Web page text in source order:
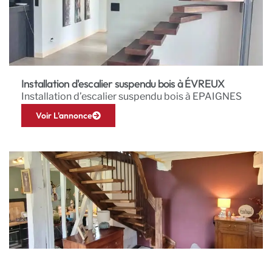
Installation d'escalier suspendu bois à ÉVREUX
Installation d’escalier suspendu bois à EPAIGNES
Voir L'annonce